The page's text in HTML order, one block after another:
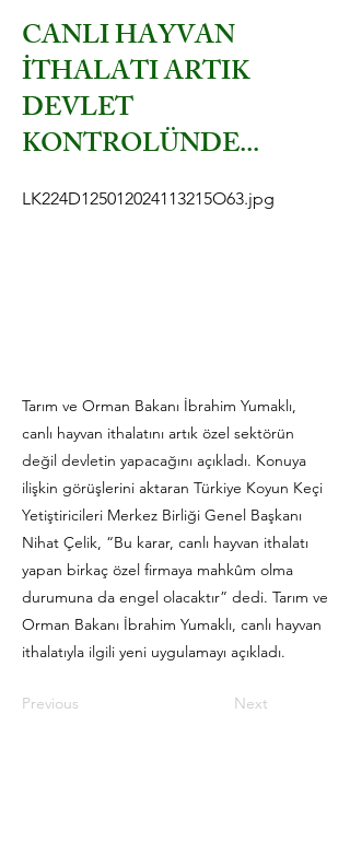
CANLI HAYVAN
İTHALATI ARTIK
DEVLET
KONTROLÜNDE...
LK224D125012024113215O63.jpg
Tarım ve Orman Bakanı İbrahim Yumaklı,
canlı hayvan ithalatını artık özel sektörün
değil devletin yapacağını açıkladı. Konuya
ilişkin görüşlerini aktaran Türkiye Koyun Keçi
Yetiştiricileri Merkez Birliği Genel Başkanı
Nihat Çelik, “Bu karar, canlı hayvan ithalatı
yapan birkaç özel firmaya mahkûm olma
durumuna da engel olacaktır” dedi. Tarım ve
Orman Bakanı İbrahim Yumaklı, canlı hayvan
ithalatıyla ilgili yeni uygulamayı açıkladı.
Previous Next